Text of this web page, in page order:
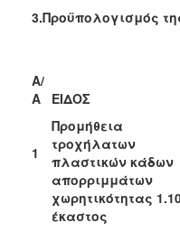
3.Προϋπολογισμός
Α/
Α
ΕΙΔΟΣ
1
Προμήθεια
τροχήλατων
πλαστικών κάδων
απορριμμάτων
χωρητικότητας
έκαστος